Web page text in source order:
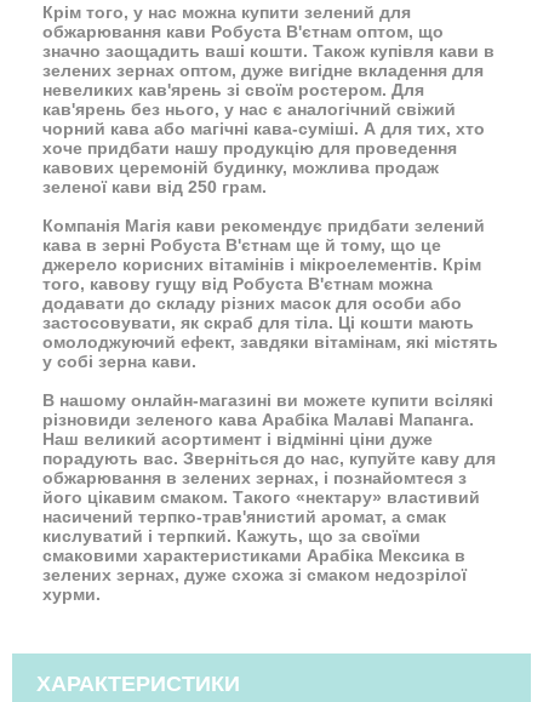
Крім того, у нас можна купити зелений для
обжарювання кави Робуста В'єтнам оптом, що
значно заощадить ваші кошти. Також купівля кави в
зелених зернах оптом, дуже вигідне вкладення для
невеликих кав'ярень зі своїм ростером. Для
кав'ярень без нього, у нас є аналогічний свіжий
чорний кава або магічні кава-суміші. А для тих, хто
хоче придбати нашу продукцію для проведення
кавових церемоній будинку, можлива продаж
зеленої кави від 250 грам.
Компанія Магія кави рекомендує придбати зелений
кава в зерні Робуста В'єтнам ще й тому, що це
джерело корисних вітамінів і мікроелементів. Крім
того, кавову гущу від Робуста В'єтнам можна
додавати до складу різних масок для особи або
застосовувати, як скраб для тіла. Ці кошти мають
омолоджуючий ефект, завдяки вітамінам, які містять
у собі зерна кави.
В нашому онлайн-магазині ви можете купити всілякі
різновиди зеленого кава Арабіка Малаві Мапанга.
Наш великий асортимент і відмінні ціни дуже
порадують вас. Зверніться до нас, купуйте каву для
обжарювання в зелених зернах, і познайомтеся з
його цікавим смаком. Такого «нектару» властивий
насичений терпко-трав'янистий аромат, а смак
кислуватий і терпкий. Кажуть, що за своїми
смаковими характеристиками Арабіка Мексика в
зелених зернах, дуже схожа зі смаком недозрілої
хурми.
ХАРАКТЕРИСТИКИ